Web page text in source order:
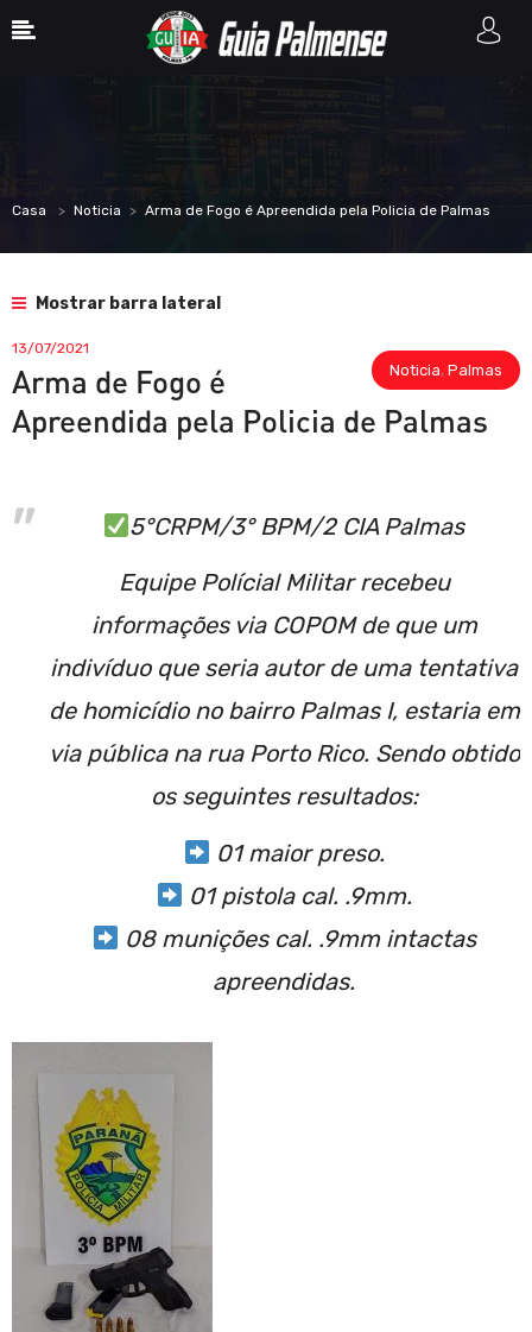
Casa Noticia Arma de Fogo é Apreendida pela Policia de Palmas
Mostrar barra lateral
Noticia, Palmas
13/07/2021
Arma de Fogo é
Apreendida pela Policia de Palmas
5°CRPM/3° BPM/2 CIA Palmas
Equipe Polícial Militar recebeu
informações via COPOM de que um
indivíduo que seria autor de uma tentativa
de homicídio no bairro Palmas I, estaria em
via pública na rua Porto Rico. Sendo obtido
os seguintes resultados:
01 maior preso.
01 pistola cal. .9mm.
08 munições cal. .9mm intactas
apreendidas.